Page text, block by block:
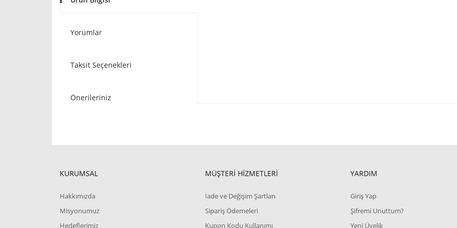
Yorumlar
Taksit Seçenekleri
Önerileriniz
KURUMSAL
Hakkımızda
Misyonumuz
Hedeflerimiz
MÜŞTERİ HİZMETLERİ
İade ve Değişim Şartları
Sipariş Ödemeleri
Kupon Kodu Kullanımı
YARDIM
Giriş Yap
Şifremi Unuttum?
Yeni Üyelik